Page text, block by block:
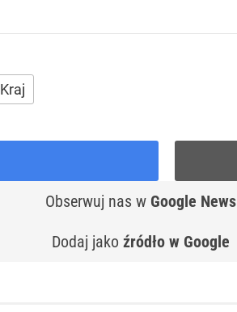
Kraj
Obserwuj nas w Google News
Dodaj jako źródło w Google